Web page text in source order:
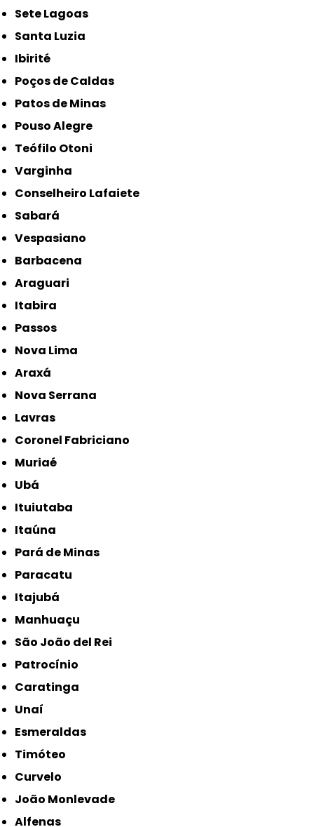
Sete Lagoas
Santa Luzia
Ibirité
Poços de Caldas
Patos de Minas
Pouso Alegre
Teófilo Otoni
Varginha
Conselheiro Lafaiete
Sabará
Vespasiano
Barbacena
Araguari
Itabira
Passos
Nova Lima
Araxá
Nova Serrana
Lavras
Coronel Fabriciano
Muriaé
Ubá
Ituiutaba
Itaúna
Pará de Minas
Paracatu
Itajubá
Manhuaçu
São João del Rei
Patrocínio
Caratinga
Unaí
Esmeraldas
Timóteo
Curvelo
João Monlevade
Alfenas